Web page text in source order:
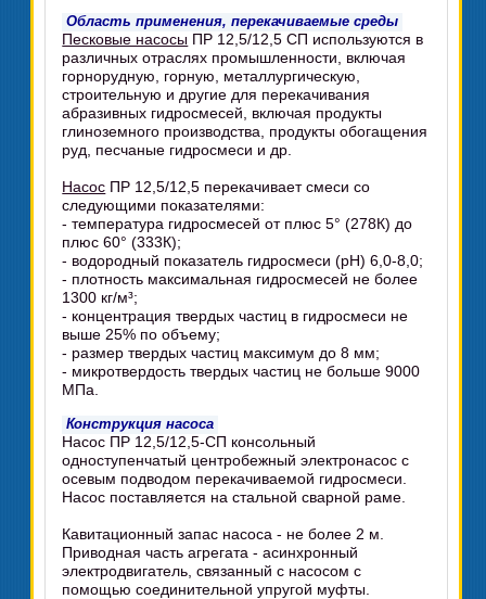
Область применения, перекачиваемые среды
Песковые насосы ПР 12,5/12,5 СП используются в
различных отраслях промышленности, включая
горнорудную, горную, металлургическую,
строительную и другие для перекачивания
абразивных гидросмесей, включая продукты
глиноземного производства, продукты обогащения
руд, песчаные гидросмеси и др.
Насос ПР 12,5/12,5 перекачивает смеси со
следующими показателями:
- температура гидросмесей от плюс 5° (278К) до
плюс 60° (333К);
- водородный показатель гидросмеси (pH) 6,0-8,0;
- плотность максимальная гидросмесей не более
1300 кг/м³;
- концентрация твердых частиц в гидросмеси не
выше 25% по объему;
- размер твердых частиц максимум до 8 мм;
- микротвердость твердых частиц не больше 9000
МПа.
Конструкция насоса
Насос ПР 12,5/12,5-СП консольный
одноступенчатый центробежный электронасос с
осевым подводом перекачиваемой гидросмеси.
Насос поставляется на стальной сварной раме.
Кавитационный запас насоса - не более 2 м.
Приводная часть агрегата - асинхронный
электродвигатель, связанный с насосом с
помощью соединительной упругой муфты.